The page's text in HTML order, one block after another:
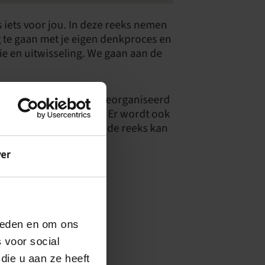
en om ons
voor social
u aan ze heeft
voor jou. In deze reeks nemen
gaan met je eigen denkproces en
en uitwisseling. We gaan aan de
Systeemtherapeut, georganiseerd
en extra informatie. Er wordt ook
terugkoppeling na de reeks kan